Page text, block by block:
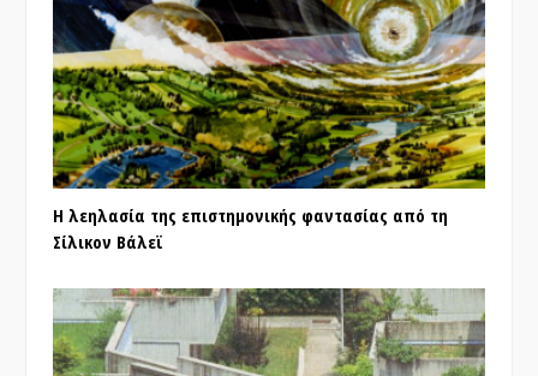
Η λεηλασία της επιστημονικής φαντασίας από τη
Σίλικον Βάλεϊ